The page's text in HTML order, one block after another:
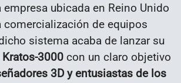
empresa ubicada en Reino Unido
comercialización de equipos
sistema acaba de lanzar su
Kratos-3000 con un claro objetivo
3D y entusiastas de los